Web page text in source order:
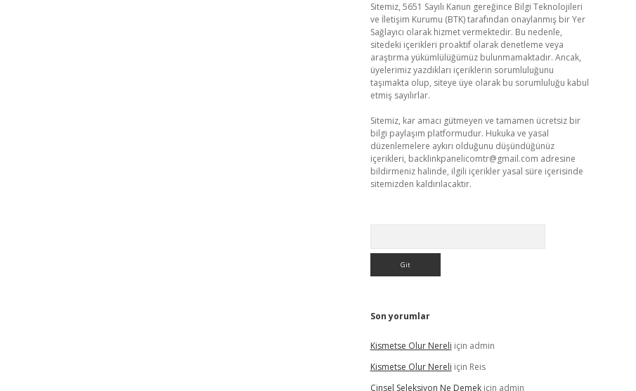
Sitemiz, 5651 Sayılı Kanun gereğince Bilgi Teknolojileri
ve İletişim Kurumu (BTK) tarafından onaylanmış bir Yer
Sağlayıcı olarak hizmet vermektedir. Bu nedenle,
sitedeki içerikleri proaktif olarak denetleme veya
araştırma yükümlülüğümüz bulunmamaktadır. Ancak,
üyelerimiz yazdıkları içeriklerin sorumluluğunu
taşımakta olup, siteye üye olarak bu sorumluluğu kabul
etmiş sayılırlar.
Sitemiz, kar amacı gütmeyen ve tamamen ücretsiz bir
bilgi paylaşım platformudur. Hukuka ve yasal
düzenlemelere aykırı olduğunu düşündüğünüz
içerikleri, backlinkpanelicomtr@gmail.com adresine
bildirmeniz halinde, ilgili içerikler yasal süre içerisinde
sitemizden kaldırılacaktır.
Son yorumlar
Kismetse Olur Nereli için admin
Kismetse Olur Nereli için Reis
Cinsel Seleksiyon Ne Demekiçin admin